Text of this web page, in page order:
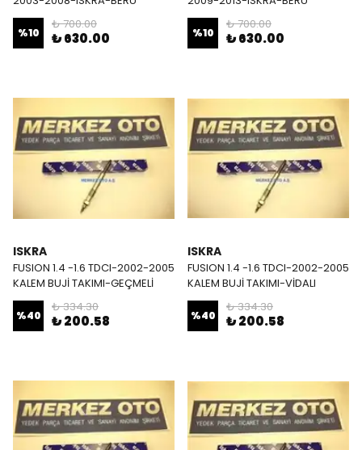
%10
₺ 700.00
₺ 630.00 %10
₺ 700.00
₺ 630.00
ISKRA
FUSION 1.4 -1.6 TDCI-2002-2005
KALEM BUJİ TAKIMI-GEÇMELİ
%40
₺ 334.30
₺ 200.58
ISKRA
FUSION 1.4 -1.6 TDCI-2002-2005
KALEM BUJİ TAKIMI-VİDALI
%40
₺ 334.30
₺ 200.58